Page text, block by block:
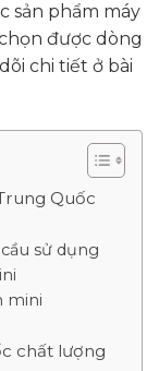
sản phẩm máy
được dòng
chi tiết ở bài
Quốc
sử dụng
mini
chất lượng